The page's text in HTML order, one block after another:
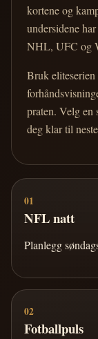
kortene og
undersidene
NHL, UFC og
Bruk
praten. Velg en
deg klar til
01
NFL natt
Planlegg
02
Fotballpuls